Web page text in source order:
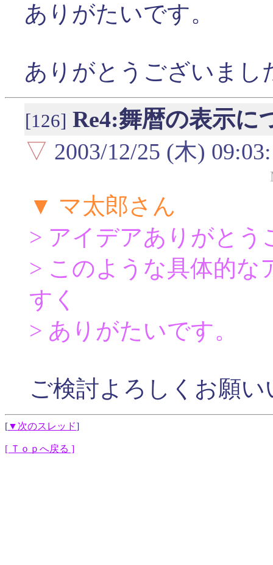
ありがたいです。
ありがとうございまし
[126] Re4:舞暦の表示に
▽ 2003/12/25 (木)
▼ マ太郎さん
> アイデアありがとう
> このような具体的
すく
> ありがたいです。
ご検討よろしくお願
[▼次のスレッド]
[ Ｔｏｐへ戻る ]